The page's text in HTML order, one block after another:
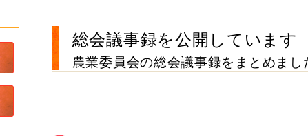
総会議事録を公開しています
農業委員会の総会議事録をまとめまし